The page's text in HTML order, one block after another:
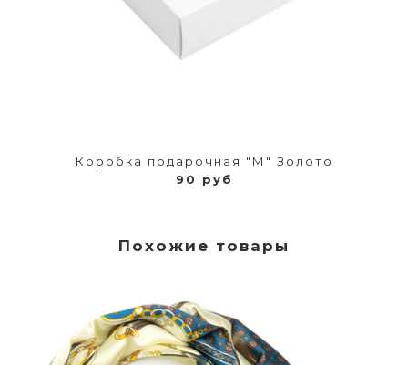
Коробка подарочная "М" Золото
90 руб
Похожие товары